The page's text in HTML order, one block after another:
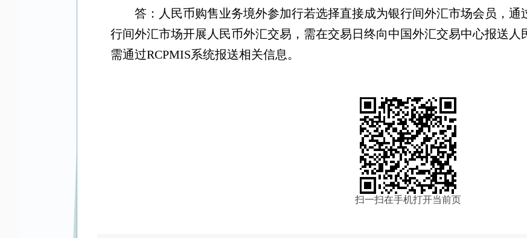
答：人民币购售业务境外参加行若选择直接成为银行间外汇市场会员，通
行间外汇市场开展人民币外汇交易，需在交易日终向中国外汇交易中心报送
需通过RCPMIS系统报送相关信息。
扫一扫在手机打开当前页